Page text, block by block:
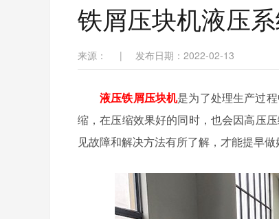
铁屑压块机液压
来源： | 发布日期：2022-02-13
液压铁屑压块机是为了处理生产过
缩，在压缩效果好的同时，也会因高压
见故障和解决方法有所了解，才能提早做